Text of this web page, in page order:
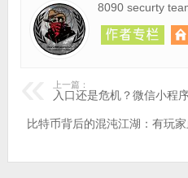
8090 securty
上一篇：
入口还是危机？微信小程
比特币背后的混沌江湖：有玩